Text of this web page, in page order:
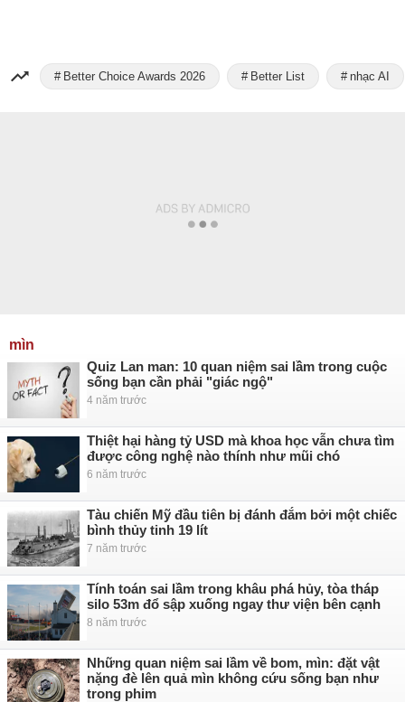
Better Choice Awards 2026 Better List nhạc AI
mìn
Quiz Lan man: 10 quan niệm sai lầm trong cuộc
sống bạn cần phải "giác ngộ"
4 năm trước
Thiệt hại hàng tỷ USD mà khoa học vẫn chưa tìm
được công nghệ nào thính như mũi chó
6 năm trước
Tàu chiến Mỹ đầu tiên bị đánh đắm bởi một chiếc
bình thủy tinh 19 lít
7 năm trước
Tính toán sai lầm trong khâu phá hủy, tòa tháp
silo 53m đổ sập xuống ngay thư viện bên cạnh
8 năm trước
Những quan niệm sai lầm về bom, mìn: đặt vật
nặng đè lên quả mìn không cứu sống bạn như
trong phim